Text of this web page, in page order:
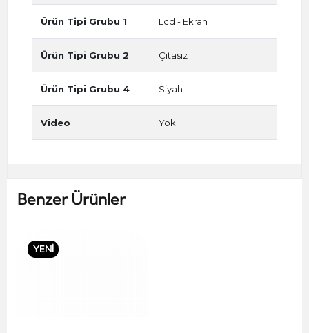
Ürün Tipi Grubu 1 Lcd - Ekran
Ürün Tipi Grubu 2 Çıtasız
Ürün Tipi Grubu 4 Siyah
Video Yok
Benzer Ürünler
YENİ